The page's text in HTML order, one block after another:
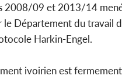
2008/09 et 2013/14
le Département du travail
Harkin-Engel.
ivoirien est